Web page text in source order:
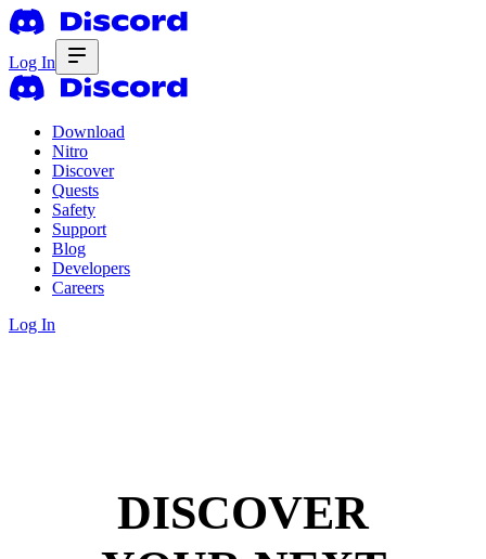
Log In
Download
Nitro
Discover
Quests
Safety
Support
Blog
Developers
Careers
Log In
DISCOVER